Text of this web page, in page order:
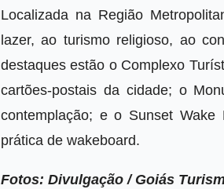
Localizada na Região
lazer, ao turismo religioso, ao
destaques estão o Complexo
cartões-postais da cidade; o
contemplação; e o Sunset
prática de wakeboard.
Fotos: Divulgação / Goiás